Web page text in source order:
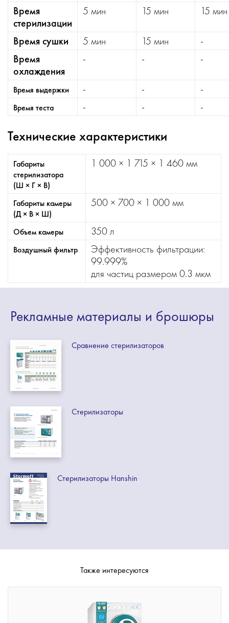
Время
стерилизации
5 мин 15 мин 15 мин
Время сушки 5 мин 15 мин
-
Время
охлаждения
- - -
Время выдержки - - -
Время теста - - -
Технические характеристики
Габариты
стерилизатора
(Ш × Г × В)
1 000 × 1 715 × 1 460 мм
Габариты камеры
(Д × В × Ш)
500 × 700 × 1 000 мм
Объем камеры 350 л
Воздушный фильтр
Эффективность фильтрации:
99.999%
для частиц размером 0.3 мкм
Рекламные материалы и брошюры
Сравнение стерилизаторов
Стерилизаторы
Стерилизаторы Hanshin
Также интересуются